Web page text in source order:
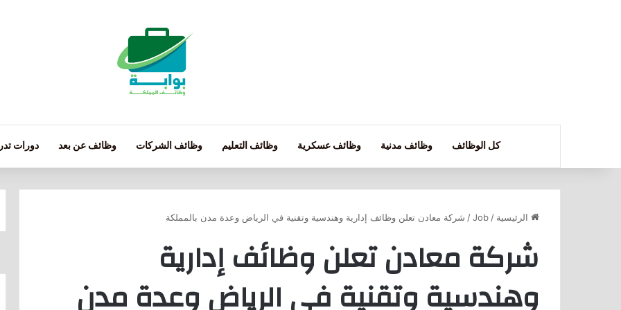
كل الوظائف وظائف مدنية وظائف عسكرية وظائف التعليم وظائف الشركات وظائف عن بعد دورات
الرئيسية /
Job
/ شركة معادن تعلن وظائف إدارية وهندسية وتقنية في الرياض وعدة مدن بالمملكة
شركة معادن تعلن وظائف إدارية
وهندسية وتقنية في الرياض وعدة مدن